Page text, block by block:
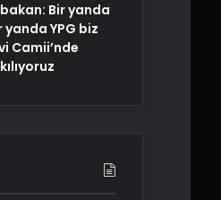
Bir yanda
yanda YPG biz
Camii’nde